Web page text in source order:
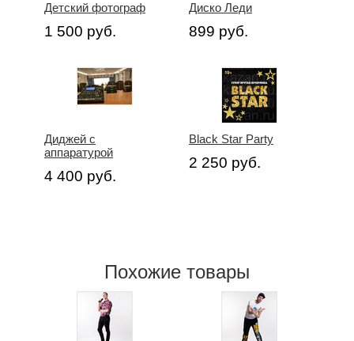
Детский фотограф
1 500 руб.
Диско Леди
899 руб.
Диджей с
аппаратурой
4 400 руб.
Black Star Party
2 250 руб.
Похожие товары